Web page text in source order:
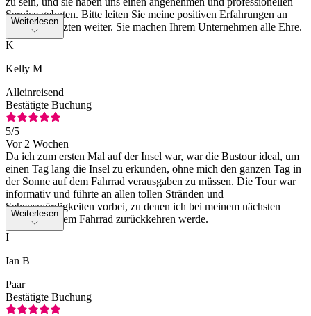
Service geboten. Bitte leiten Sie meine positiven Erfahrungen an
ihre Vorgesetzten weiter. Sie machen Ihrem Unternehmen alle Ehre.
Weiterlesen
K
Kelly M
Alleinreisend
Bestätigte Buchung
5/5
Vor 2 Wochen
Da ich zum ersten Mal auf der Insel war, war die Bustour ideal, um
einen Tag lang die Insel zu erkunden, ohne mich den ganzen Tag in
der Sonne auf dem Fahrrad verausgaben zu müssen. Die Tour war
informativ und führte an allen tollen Stränden und
Sehenswürdigkeiten vorbei, zu denen ich bei meinem nächsten
Besuch mit dem Fahrrad zurückkehren werde.
Weiterlesen
I
Ian B
Paar
Bestätigte Buchung